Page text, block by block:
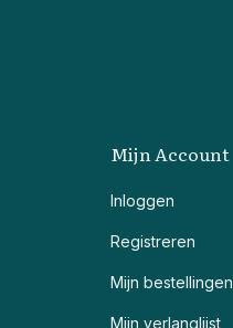
Mijn Account
Inloggen
Registreren
Mijn bestellingen
Mijn verlanglijst